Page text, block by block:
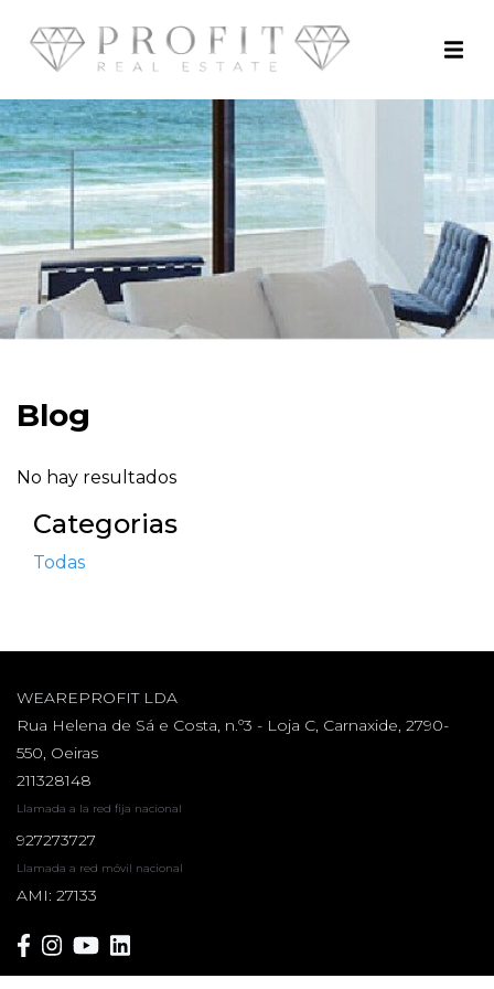
Blog
No hay resultados
Categorias
Todas
WEAREPROFIT LDA
Rua Helena de Sá e Costa, n.º3 - Loja C, Carnaxide, 2790-
550, Oeiras
211328148
Llamada a la red fija nacional
927273727
Llamada a red móvil nacional
AMI: 27133